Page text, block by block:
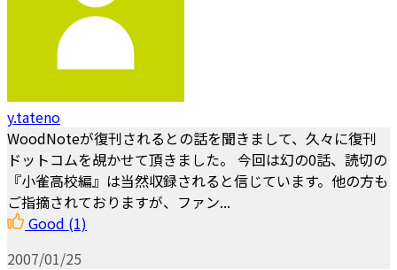
y.tateno
WoodNoteが復刊されるとの話を聞きまして、久々に復刊
ドットコムを覘かせて頂きました。 今回は幻の0話、読切の
『小雀高校編』は当然収録されると信じています。他の方も
ご指摘されておりますが、ファン...
Good (1)
2007/01/25